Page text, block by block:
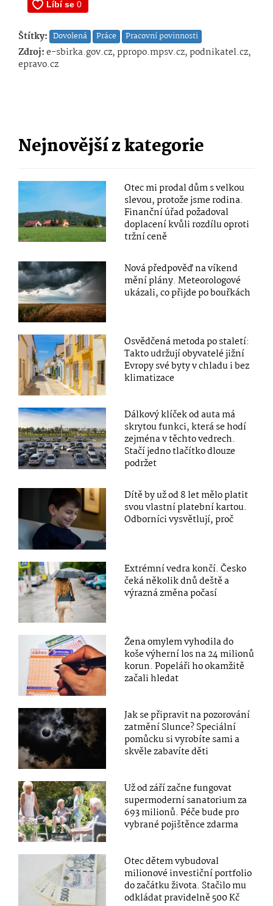
Štítky: Dovolená Práce Pracovní povinnosti
Zdroj:e-sbirka.gov.cz, ppropo.mpsv.cz, podnikatel.cz,
epravo.cz
Nejnovější z kategorie
Otec mi prodal dům s velkou
slevou, protože jsme rodina.
Finanční úřad požadoval
doplacení kvůli rozdílu oproti
tržní ceně
Nová předpověď na víkend
mění plány. Meteorologové
ukázali, co přijde po bouřkách
Osvědčená metoda po staletí:
Takto udržují obyvatelé jižní
Evropy své byty v chladu i bez
klimatizace
Dálkový klíček od auta má
skrytou funkci, která se hodí
zejména v těchto vedrech.
Stačí jedno tlačítko dlouze
podržet
Dítě by už od 8 let mělo platit
svou vlastní platební kartou.
Odborníci vysvětlují, proč
Extrémní vedra končí. Česko
čeká několik dnů deště a
výrazná změna počasí
Žena omylem vyhodila do
koše výherní los na 24 milionů
korun. Popeláři ho okamžitě
začali hledat
Jak se připravit na pozorování
zatmění Slunce? Speciální
pomůcku si vyrobíte sami a
skvěle zabavíte děti
Už od září začne fungovat
supermoderní sanatorium za
693 milionů. Péče bude pro
vybrané pojištěnce zdarma
Otec dětem vybudoval
milionové investiční portfolio
do začátku života. Stačilo mu
odkládat pravidelně 500 Kč